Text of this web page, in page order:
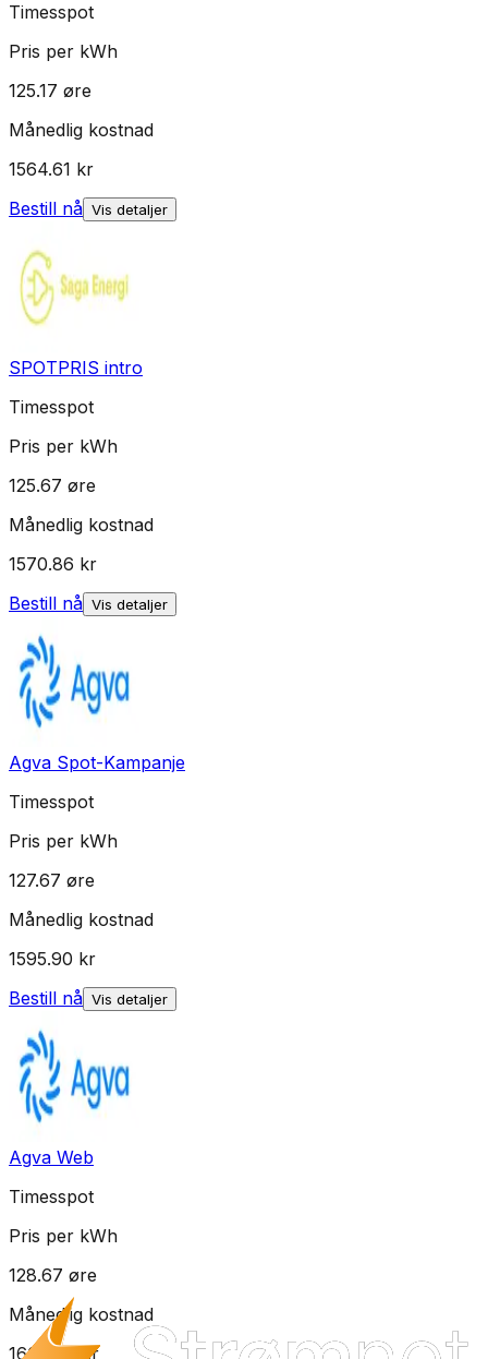
Timesspot
Pris per kWh
125.17 øre
Månedlig kostnad
1564.61 kr
Bestill nå Vis detaljer
SPOTPRIS intro
Timesspot
Pris per kWh
125.67 øre
Månedlig kostnad
1570.86 kr
Bestill nå Vis detaljer
Agva Spot-Kampanje
Timesspot
Pris per kWh
127.67 øre
Månedlig kostnad
1595.90 kr
Bestill nå Vis detaljer
Agva Web
Timesspot
Pris per kWh
128.67 øre
Månedlig kostnad
1608.40 kr